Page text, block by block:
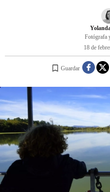
INICIAR
Fotógrafa
18 de
Guardar